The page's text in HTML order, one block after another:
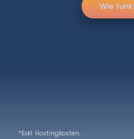
Wie
*Exkl. Hostingkosten.